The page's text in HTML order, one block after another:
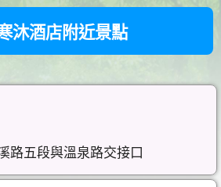
沐酒店附近景點
路五段與溫泉路交接口